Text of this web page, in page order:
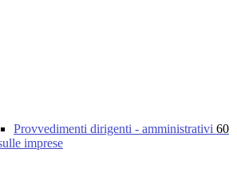
Provvedimenti dirigenti - amministrativi 60
imprese